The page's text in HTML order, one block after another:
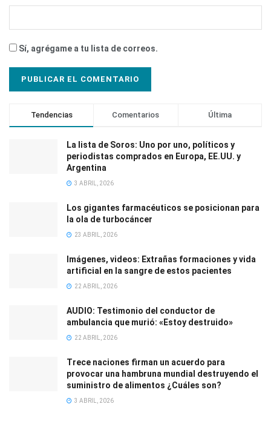
Sí, agrégame a tu lista de correos.
Tendencias Comentarios Última
La lista de Soros: Uno por uno, políticos y
periodistas comprados en Europa, EE.UU. y
Argentina
3 ABRIL, 2026
Los gigantes farmacéuticos se posicionan para
la ola de turbocáncer
23 ABRIL, 2026
Imágenes, videos: Extrañas formaciones y vida
artificial en la sangre de estos pacientes
22 ABRIL, 2026
AUDIO: Testimonio del conductor de
ambulancia que murió: «Estoy destruido»
22 ABRIL, 2026
Trece naciones firman un acuerdo para
provocar una hambruna mundial destruyendo el
suministro de alimentos ¿Cuáles son?
3 ABRIL, 2026